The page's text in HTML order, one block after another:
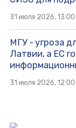
31 июля 2026, 13:00
МГУ - угроза
Латвии, а ЕС
31 июля 2026, 12:00